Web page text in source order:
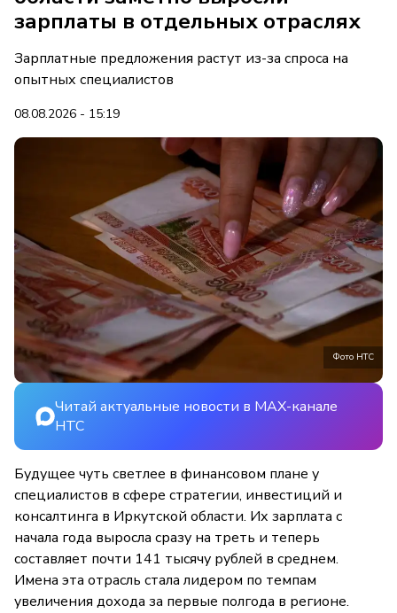
зарплаты в отдельных отраслях
Зарплатные предложения растут из-за спроса на
опытных специалистов
08.08.2026 - 15:19
Фото НТС
Читай актуальные новости в MAX-канале
НТС
Будущее чуть светлее в финансовом плане у
специалистов в сфере стратегии, инвестиций и
консалтинга в Иркутской области. Их зарплата с
начала года выросла сразу на треть и теперь
составляет почти 141 тысячу рублей в среднем.
Имена эта отрасль стала лидером по темпам
увеличения дохода за первые полгода в регионе.